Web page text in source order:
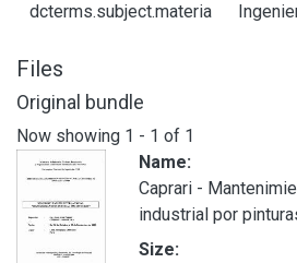
dcterms.subject.materia
Files
Original bundle
Now showing 1 - 1 of 1
Name:
Caprari -
industrial por
Size: